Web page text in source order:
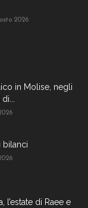
2026
in Molise, negli
bilanci
l’estate di Raee e